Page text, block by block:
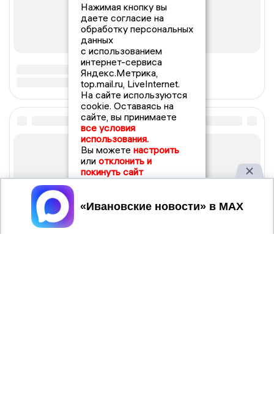
Нажимая кнопку вы
даете согласие на
обработку персональных
данных
с использованием
интернет-сервиса
Яндекс.Метрика,
top.mail.ru, LiveInternet.
На сайте используются
cookie. Оставаясь на
сайте, вы принимаете
все условия
использования.
Вы можете настроить
или отклонить и
покинуть сайт
Принять